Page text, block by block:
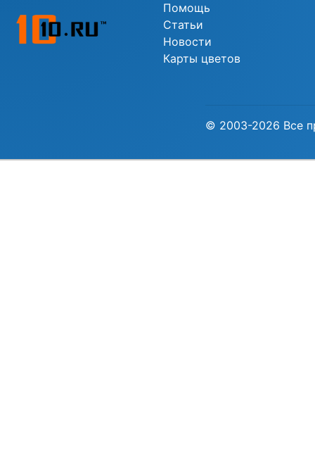
Помощь
Статьи
Новости
Карты цветов
© 2003-2026 Все